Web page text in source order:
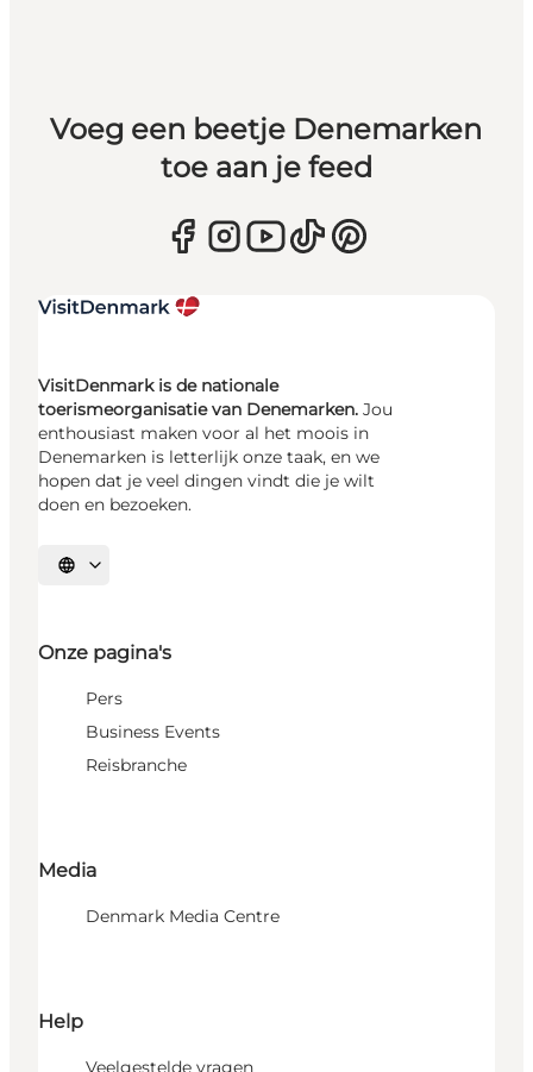
Voeg een beetje Denemarken
toe aan je feed
VisitDenmark is de nationale
toerismeorganisatie van Denemarken. Jou
enthousiast maken voor al het moois in
Denemarken is letterlijk onze taak, en we
hopen dat je veel dingen vindt die je wilt
doen en bezoeken.
Selecteer taal
Onze pagina's
Pers
Business Events
Reisbranche
Media
Denmark Media Centre
Help